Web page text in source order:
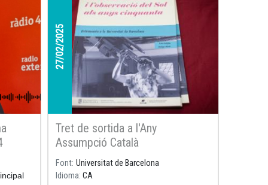
27/02/2025
Tret de sortida a l'Any
Assumpció Català
Font Universitat de Barcelona
Idioma CA